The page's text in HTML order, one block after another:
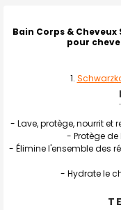
ENSEMBLE
TOUT
SELECTIONNER
LA
SÉLECTION
AU PANIER
Bain Corps &
pour
- Lave, protège, nourrit et
- Protège
- Élimine l'ensemble des
- Hydrate le